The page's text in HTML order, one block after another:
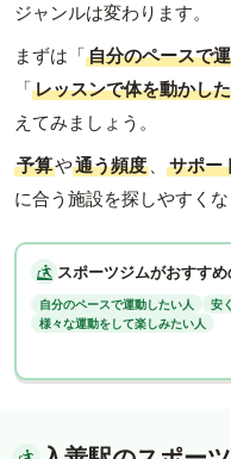
ジャンルは変わります。
まずは「自分のペースで
「レッスンで体を動かし
えてみましょう。
予算や通う頻度 、 サポー
に合う施設を探しやすくな
スポーツジムがおすすめ
自分のペースで運動したい人
安
様々な運動をして楽しみたい人